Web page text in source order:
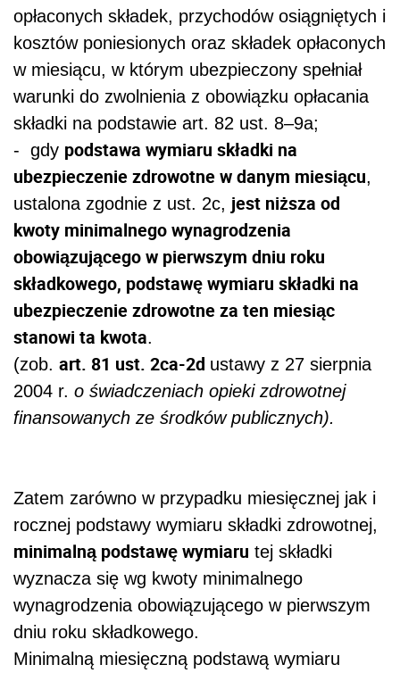
opłaconych składek, przychodów osiągniętych i
kosztów poniesionych oraz składek opłaconych
w miesiącu, w którym ubezpieczony spełniał
warunki do zwolnienia z obowiązku opłacania
składki na podstawie art. 82 ust. 8–9a;
- gdy podstawa wymiaru składki na
ubezpieczenie zdrowotne w danym miesiącu,
ustalona zgodnie z ust. 2c, jest niższa od
kwoty minimalnego wynagrodzenia
obowiązującego w pierwszym dniu roku
składkowego, podstawę wymiaru składki na
ubezpieczenie zdrowotne za ten miesiąc
stanowi ta kwota.
(zob. art. 81 ust. 2ca-2d ustawy z 27 sierpnia
2004 r. o świadczeniach opieki zdrowotnej
finansowanych ze środków publicznych).
Zatem zarówno w przypadku miesięcznej jak i
rocznej podstawy wymiaru składki zdrowotnej,
minimalną podstawę wymiaru tej składki
wyznacza się wg kwoty minimalnego
wynagrodzenia obowiązującego w pierwszym
dniu roku składkowego.
Minimalną miesięczną podstawą wymiaru